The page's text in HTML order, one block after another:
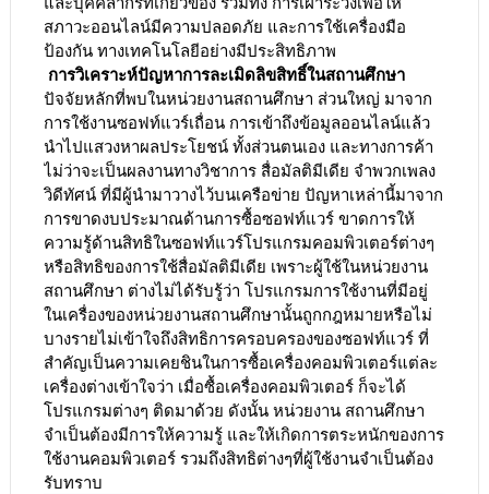
สภาวะออนไลน์มีความปลอดภัย และการใช้เครื่องมือ
ป้องกัน ทางเทคโนโลยีอย่างมีประสิทธิภาพ
การวิเคราะห์ปัญหาการละเมิดลิขสิทธิ์ในสถานศึกษา
ปัจจัยหลักที่พบในหน่วยงานสถานศึกษา ส่วนใหญ่ มาจาก
การใช้งานซอฟท์แวร์เถื่อน การเข้าถึงข้อมูลออนไลน์แล้ว
นำไปแสวงหาผลประโยชน์ ทั้งส่วนตนเอง และทางการค้า
ไม่ว่าจะเป็นผลงานทางวิชาการ สื่อมัลติมีเดีย จำพวกเพลง
วิดีทัศน์ ที่มีผู้นำมาวางไว้บนเครือข่าย ปัญหาเหล่านี้มาจาก
การขาดงบประมาณด้านการซื้อซอฟท์แวร์ ขาดการให้
ความรู้ด้านสิทธิในซอฟท์แวร์โปรแกรมคอมพิวเตอร์ต่างๆ
หรือสิทธิของการใช้สื่อมัลติมีเดีย เพราะผู้ใช้ในหน่วยงาน
สถานศึกษา ต่างไม่ได้รับรู้ว่า โปรแกรมการใช้งานที่มีอยู่
ในเครื่องของหน่วยงานสถานศึกษานั้นถูกกฎหมายหรือไม่
บางรายไม่เข้าใจถึงสิทธิการครอบครองของซอฟท์แวร์ ที่
สำคัญเป็นความเคยชินในการซื้อเครื่องคอมพิวเตอร์แต่ละ
เครื่องต่างเข้าใจว่า เมื่อซื้อเครื่องคอมพิวเตอร์ ก็จะได้
โปรแกรมต่างๆ ติดมาด้วย ดังนั้น หน่วยงาน สถานศึกษา
จำเป็นต้องมีการให้ความรู้ และให้เกิดการตระหนักของการ
ใช้งานคอมพิวเตอร์ รวมถึงสิทธิต่างๆที่ผู้ใช้งานจำเป็นต้อง
รับทราบ